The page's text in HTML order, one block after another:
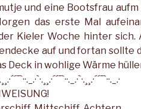
und eine Bootsfrau
das erste Mal
Kieler Woche hinter sich.
auf und fortan sollte
Deck in wohlige Wärme